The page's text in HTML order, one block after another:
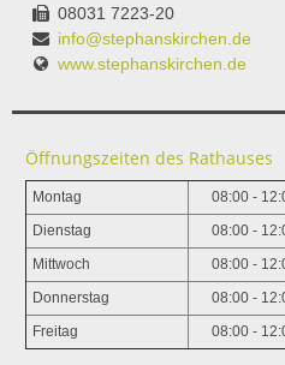
08031 7223-20
info@stephanskirchen.de
www.stephanskirchen.de
Öffnungszeiten des Rathauses
Montag 08:00 -
Dienstag 08:00 -
Mittwoch 08:00 -
Donnerstag 08:00 -
Freitag 08:00 -